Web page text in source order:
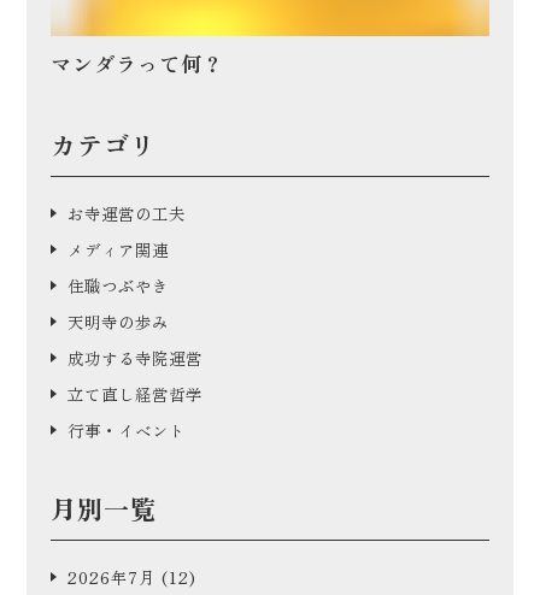
マンダラって何？
カテゴリ
お寺運営の工夫
メディア関連
住職つぶやき
天明寺の歩み
成功する寺院運営
立て直し経営哲学
行事・イベント
月別一覧
2026年7月 (12)